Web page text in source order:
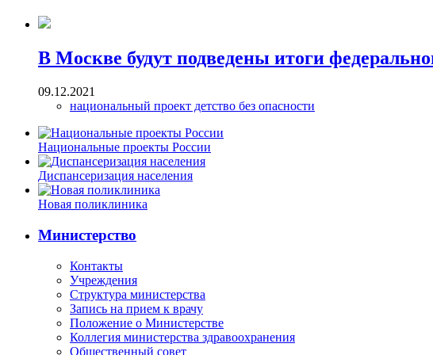
В Москве будут подведены итоги
09.12.2021
национальный проект детство без опасности
Национальные проекты России
Диспансеризация населения
Новая поликлиника
Министерство
Контакты
Учреждения
Структура министерства
Запись на прием к врачу
Положение о Министерстве
Коллегия министерства здравоохранения
Общественный совет